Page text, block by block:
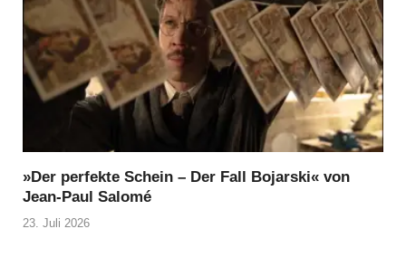
»Der perfekte Schein – Der Fall Bojarski« von
Jean-Paul Salomé
23. Juli 2026